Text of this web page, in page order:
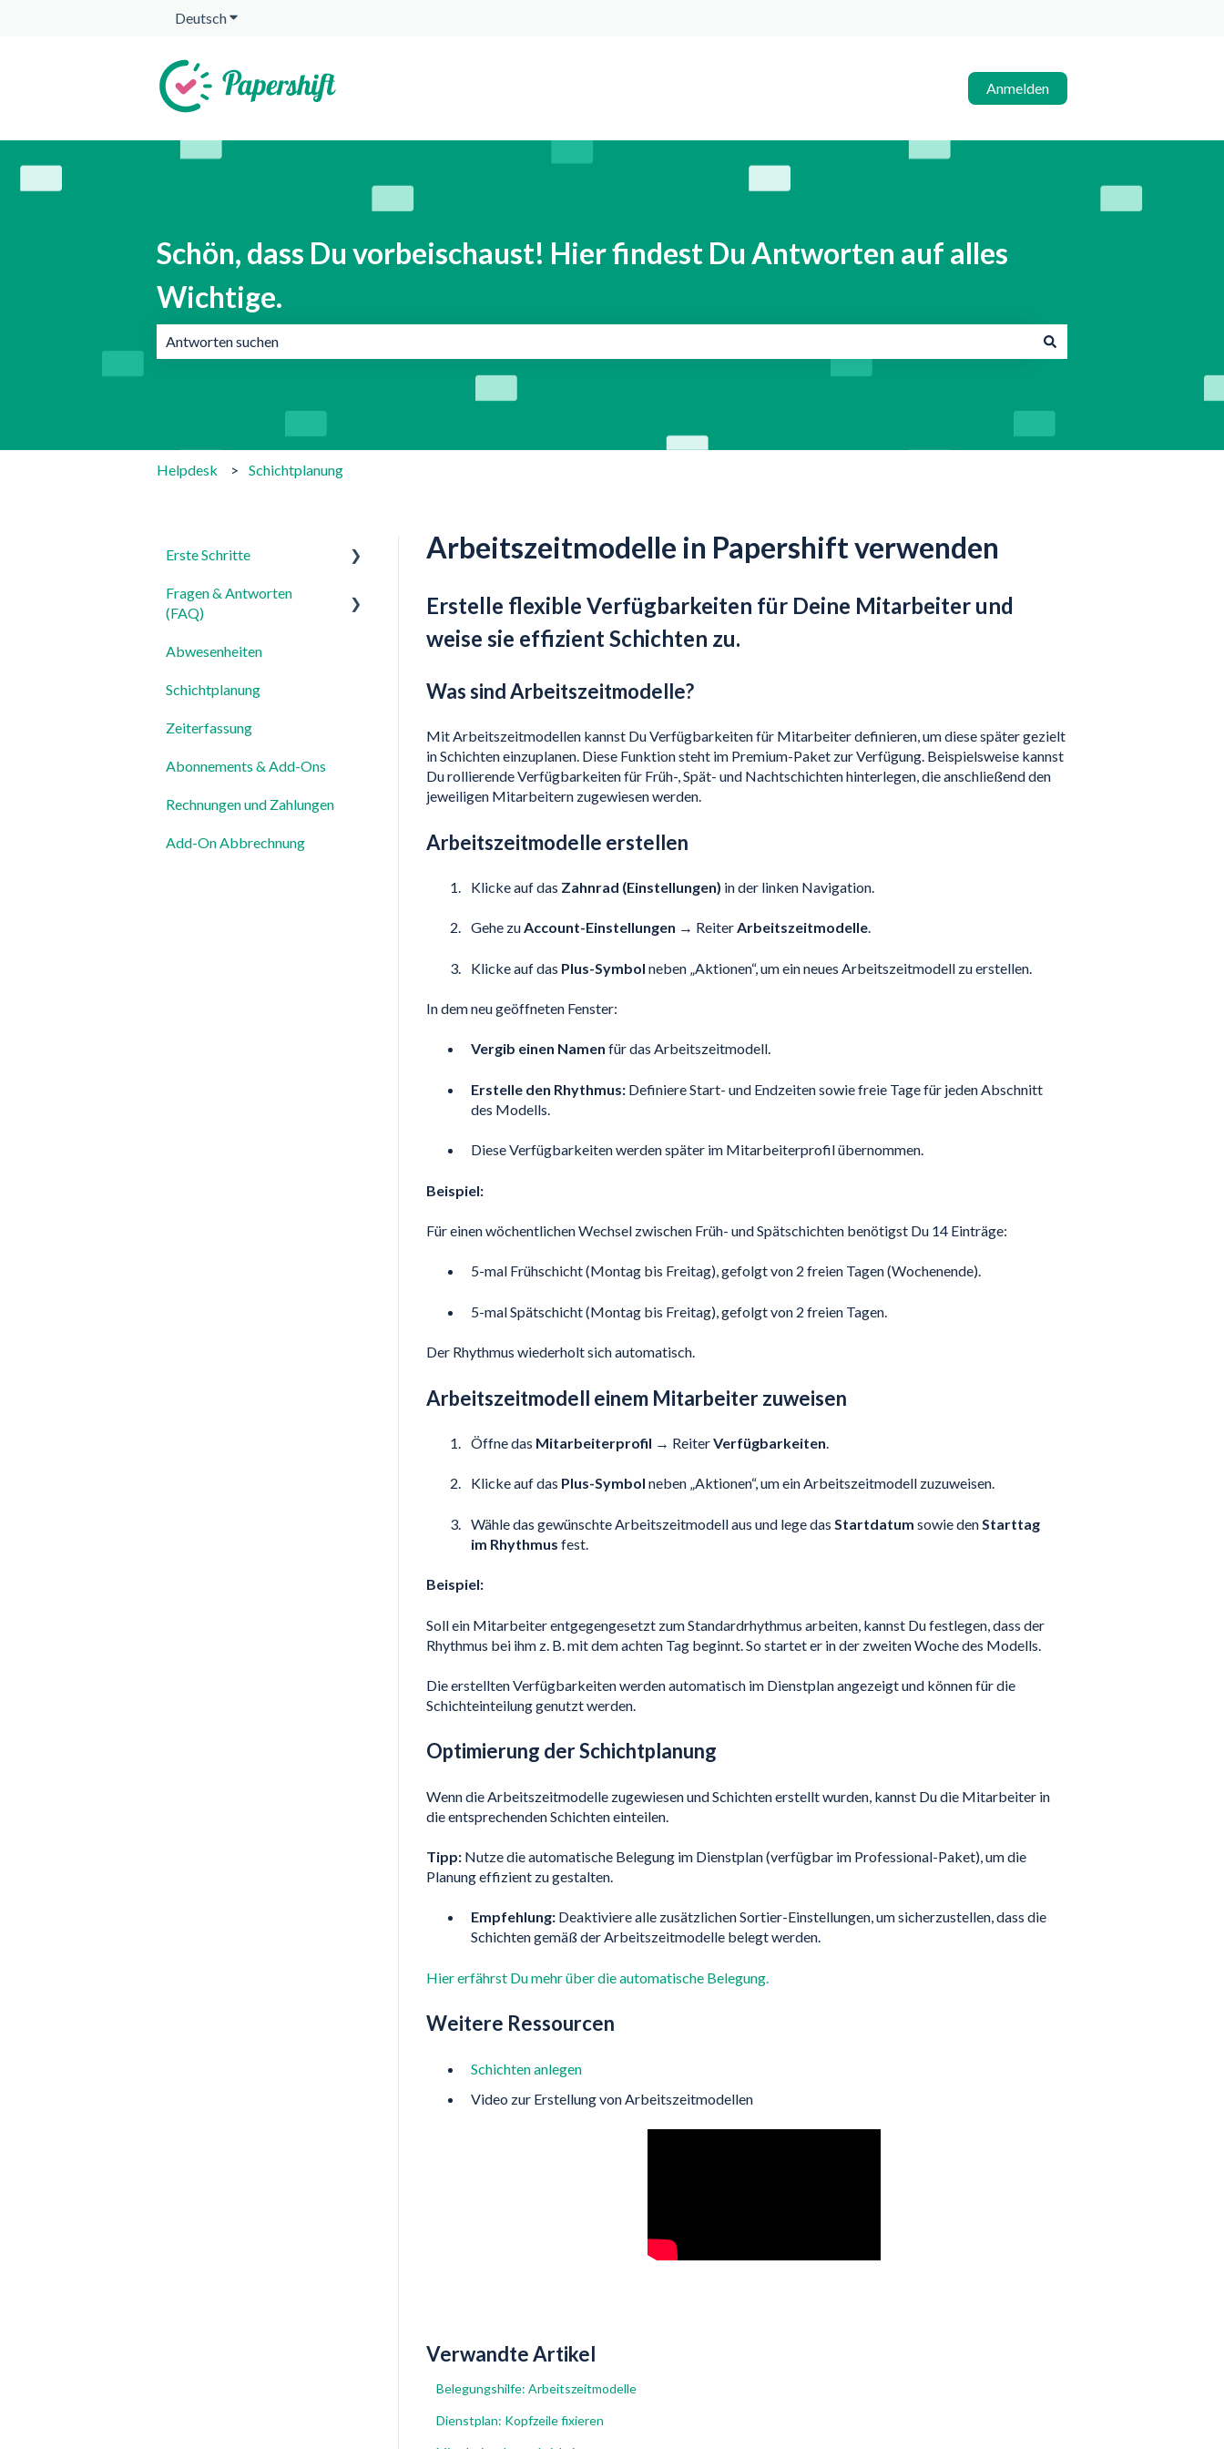
DeutschUntermenü für Übersetzungen anzeigen
Anmelden
Schön, dass Du vorbeischaust! Hier findest Du Antworten auf alles
Wichtige.
Helpdesk Schichtplanung
Arbeitszeitmodelle in Papershift verwenden
Erstelle flexible Verfügbarkeiten für Deine Mitarbeiter und
weise sie effizient Schichten zu.
Was sind Arbeitszeitmodelle?
Mit Arbeitszeitmodellen kannst Du Verfügbarkeiten für Mitarbeiter definieren, um diese später gezielt
in Schichten einzuplanen. Diese Funktion steht im Premium-Paket zur Verfügung. Beispielsweise kannst
Du rollierende Verfügbarkeiten für Früh-, Spät- und Nachtschichten hinterlegen, die anschließend den
jeweiligen Mitarbeitern zugewiesen werden.
Arbeitszeitmodelle erstellen
Klicke auf das Zahnrad (Einstellungen) in der linken Navigation.
Gehe zuAccount-Einstellungen → ReiterArbeitszeitmodelle.
Klicke auf das Plus-Symbol neben „Aktionen“, um ein neues Arbeitszeitmodell zu erstellen.
In dem neu geöffneten Fenster:
Vergib einen Namen für das Arbeitszeitmodell.
Erstelle den Rhythmus:Definiere Start- und Endzeiten sowie freie Tage für jeden Abschnitt
des Modells.
Diese Verfügbarkeiten werden später im Mitarbeiterprofil übernommen.
Beispiel:
Für einen wöchentlichen Wechsel zwischen Früh- und Spätschichten benötigst Du 14 Einträge:
5-mal Frühschicht (Montag bis Freitag), gefolgt von 2 freien Tagen (Wochenende).
5-mal Spätschicht (Montag bis Freitag), gefolgt von 2 freien Tagen.
Der Rhythmus wiederholt sich automatisch.
Arbeitszeitmodell einem Mitarbeiter zuweisen
Öffne das Mitarbeiterprofil → ReiterVerfügbarkeiten.
Klicke auf das Plus-Symbol neben „Aktionen“, um ein Arbeitszeitmodell zuzuweisen.
Wähle das gewünschte Arbeitszeitmodell aus und lege das Startdatum sowie den Starttag
im Rhythmus fest.
Beispiel:
Soll ein Mitarbeiter entgegengesetzt zum Standardrhythmus arbeiten, kannst Du festlegen, dass der
Rhythmus bei ihm z. B. mit dem achten Tag beginnt. So startet er in der zweiten Woche des Modells.
Die erstellten Verfügbarkeiten werden automatisch im Dienstplan angezeigt und können für die
Schichteinteilung genutzt werden.
Optimierung der Schichtplanung
Wenn die Arbeitszeitmodelle zugewiesen und Schichten erstellt wurden, kannst Du die Mitarbeiter in
die entsprechenden Schichten einteilen.
Tipp:Nutze die automatische Belegung im Dienstplan (verfügbar im Professional-Paket), um die
Planung effizient zu gestalten.
Empfehlung:Deaktiviere alle zusätzlichen Sortier-Einstellungen, um sicherzustellen, dass die
Schichten gemäß der Arbeitszeitmodelle belegt werden.
Hier erfährst Du mehr über die automatische Belegung.
Weitere Ressourcen
Schichten anlegen
Video zur Erstellung von Arbeitszeitmodellen
Verwandte Artikel
Belegungshilfe: Arbeitszeitmodelle
Dienstplan: Kopfzeile fixieren
Erste Schritte
Für Admins
Fragen & Antworten
(FAQ)
Login, Account & Sicherheit
Mitarbeiterverwaltung
Mitarbeiterprofile &
Arbeitsbereiche
Zeiterfassung, Soll-Stunden
Abwesenheiten
Schichtplanung
Zeiterfassung
Abonnements & Add-Ons
Rechnungen und Zahlungen
Add-On Abbrechnung